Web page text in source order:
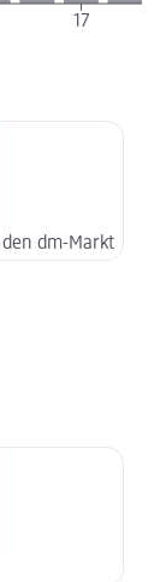
17
dm-Markt